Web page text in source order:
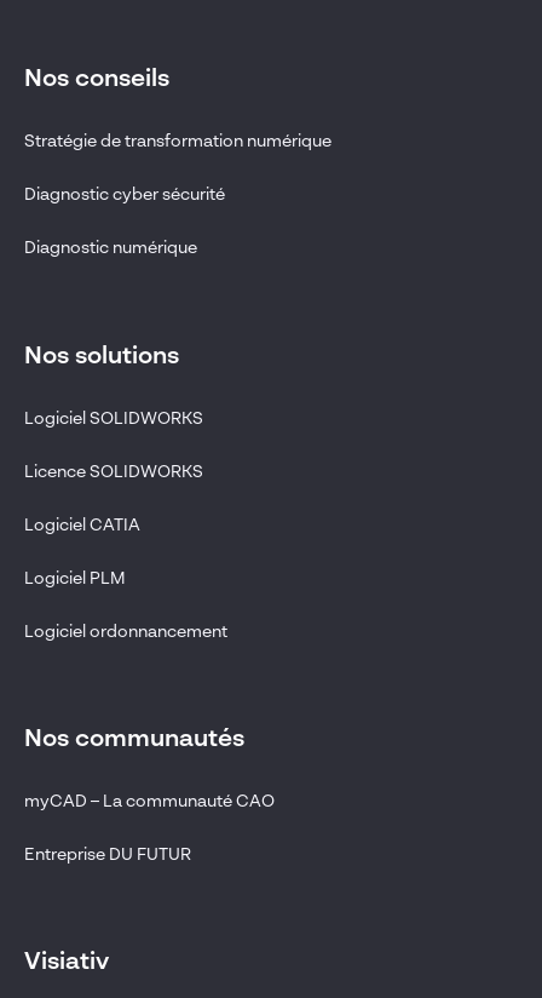
Nos conseils
Stratégie de transformation numérique
Diagnostic cyber sécurité
Diagnostic numérique
Nos solutions
Logiciel SOLIDWORKS
Licence SOLIDWORKS
Logiciel CATIA
Logiciel PLM
Logiciel ordonnancement
Nos communautés
myCAD – La communauté CAO
Entreprise DU FUTUR
Visiativ